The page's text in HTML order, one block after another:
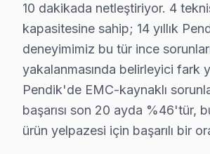
Sony Arıza Profili: Yaş Grubu
Pendik bölgesinde Sony
1.Panel Sorunu (OLED Yanma)
Fiziksel Belirtisi: Ekranda
Neden: OLED panellerin
2025 Türkiye Fiyatı: ₺15,000
10 dakikada netleştiriyor. 4
kapasitesine sahip; 14 yıllık
deneyimimiz bu tür ince
yakalanmasında belirleyici fark
Pendik'de EMC-kaynaklı
başarısı son 20 ayda %46'tür,
ürün yelpazesi için başarılı bir